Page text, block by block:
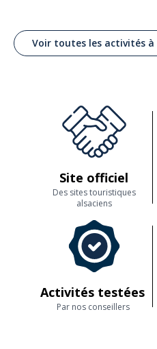
Voir toutes les activités
Site officiel
Des sites touristiques
alsaciens
Activités testées
Par nos conseillers